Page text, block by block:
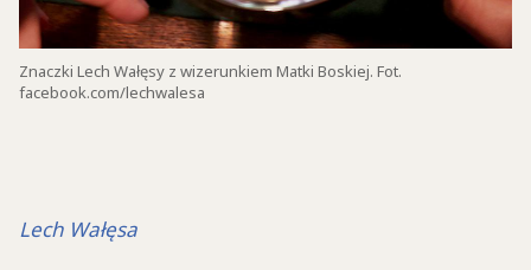
Znaczki Lech Wałęsy z wizerunkiem Matki Boskiej. Fot.
facebook.com/lechwalesa
Lech Wałęsa